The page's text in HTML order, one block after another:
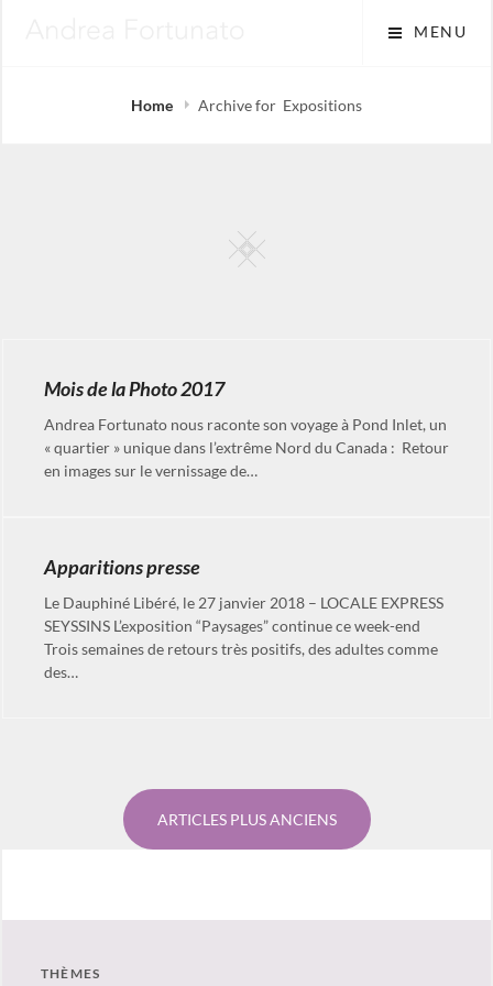
MENU
Home Archive for Expositions
Square
Mois de la Photo 2017
Andrea Fortunato nous raconte son voyage à Pond Inlet, un
« quartier » unique dans l’extrême Nord du Canada : Retour
en images sur le vernissage de…
Apparitions presse
Le Dauphiné Libéré, le 27 janvier 2018 – LOCALE EXPRESS
SEYSSINS L’exposition “Paysages” continue ce week-end
Trois semaines de retours très positifs, des adultes comme
des…
ARTICLES PLUS ANCIENS
THÈMES